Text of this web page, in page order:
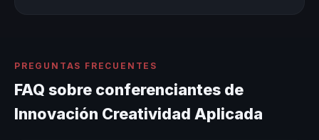
PREGUNTAS FRECUENTES
FAQ sobre conferenciantes de
Innovación Creatividad Aplicada